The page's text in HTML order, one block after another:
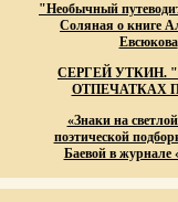
"Необычный
Соляная о книге
Евсюкова
СЕРГЕЙ УТКИН.
ОТПЕЧАТКАХ
«Знаки на
поэтической
Баевой в журнале